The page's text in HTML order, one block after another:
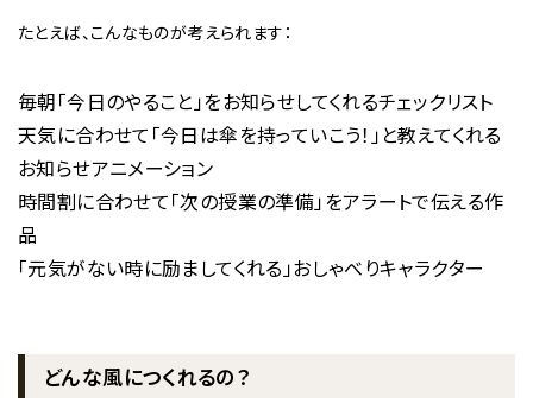
たとえば、こんなものが考えられます：
毎朝「今日のやること」をお知らせしてくれるチェックリスト
天気に合わせて「今日は傘を持っていこう！」と教えてくれる
お知らせアニメーション
時間割に合わせて「次の授業の準備」をアラートで伝える作
品
「元気がない時に励ましてくれる」おしゃべりキャラクター
どんな風につくれるの？